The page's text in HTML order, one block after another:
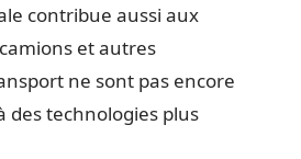
contribue aussi aux
et autres
ne sont pas encore
des technologies plus